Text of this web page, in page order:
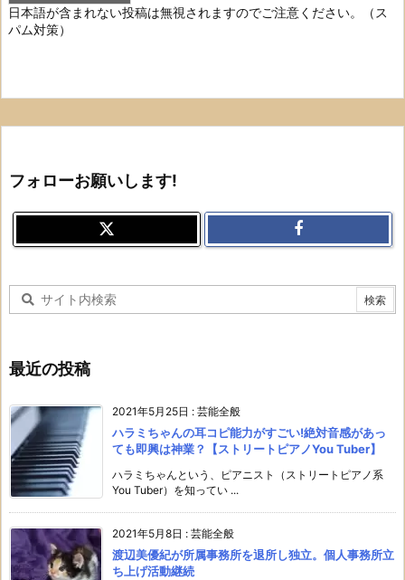
日本語が含まれない投稿は無視されますのでご注意ください。（ス
パム対策）
フォローお願いします!
最近の投稿
2021年5月25日 : 芸能全般
ハラミちゃんの耳コピ能力がすごい!絶対音感があっ
ても即興は神業？【ストリートピアノYou Tuber】
ハラミちゃんという、ピアニスト（ストリートピアノ系
You Tuber）を知ってい ...
2021年5月8日 : 芸能全般
渡辺美優紀が所属事務所を退所し独立。個人事務所立
ち上げ活動継続